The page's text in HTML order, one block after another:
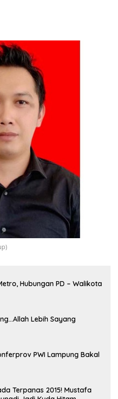
Hubungan PD – Walikota
Lebih Sayang
PWI Lampung Bakal
Terpanas 2015! Mustafa